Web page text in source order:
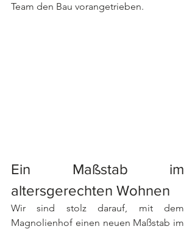
Team den Bau vorangetrieben.
Ein Maßstab im
altersgerechten Wohnen
Wir sind stolz darauf, mit dem
Magnolienhof einen neuen Maßstab im